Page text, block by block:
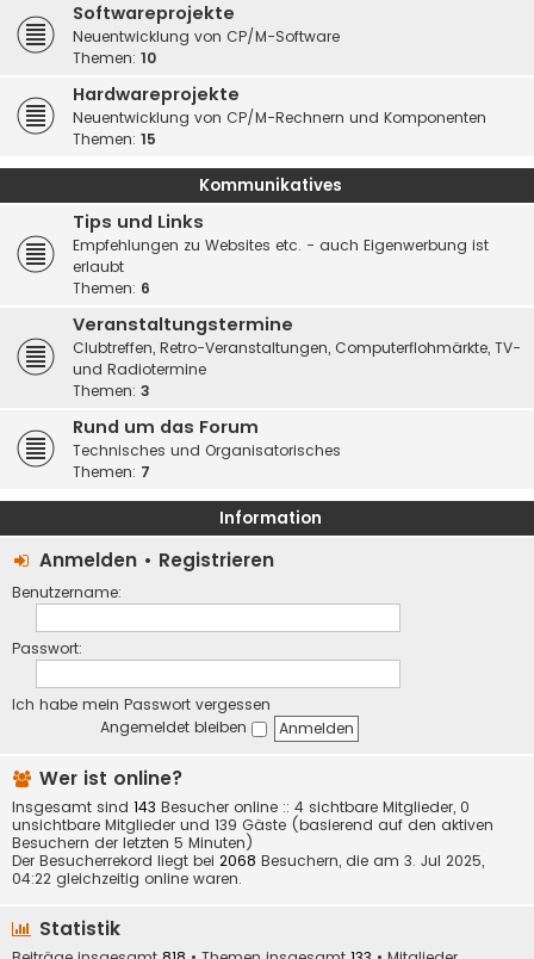
Softwareprojekte
Neuentwicklung von CP/M-Software
Themen: 10
Hardwareprojekte
Neuentwicklung von CP/M-Rechnern und Komponenten
Themen: 15
Kommunikatives
Tips und Links
Empfehlungen zu Websites etc. - auch Eigenwerbung ist
erlaubt
Themen: 6
Veranstaltungstermine
Clubtreffen, Retro-Veranstaltungen, Computerflohmärkte, TV-
und Radiotermine
Themen: 3
Rund um das Forum
Technisches und Organisatorisches
Themen: 7
Information
Anmelden • Registrieren
Benutzername:
Passwort:
Ich habe mein Passwort vergessen
Angemeldet bleiben
Wer ist online?
Insgesamt sind 143 Besucher online :: 4 sichtbare Mitglieder, 0
unsichtbare Mitglieder und 139 Gäste (basierend auf den aktiven
Besuchern der letzten 5 Minuten)
Der Besucherrekord liegt bei 2068 Besuchern, die am 3. Jul 2025,
04:22 gleichzeitig online waren.
Statistik